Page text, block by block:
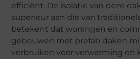
efficiënt. De isolatie van deze
superieur aan die van
betekent dat woningen en
gebouwen met prefab daken
verbruiken voor verwarming en